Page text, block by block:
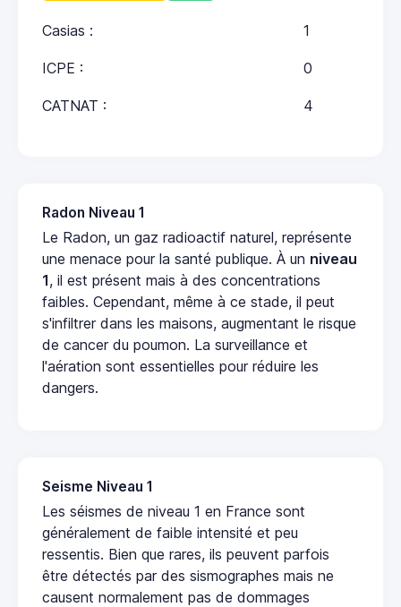
Casias : 1
ICPE : 0
CATNAT : 4
Radon Niveau 1
Le Radon, un gaz radioactif naturel, représente
une menace pour la santé publique. À un niveau
1, il est présent mais à des concentrations
faibles. Cependant, même à ce stade, il peut
s'infiltrer dans les maisons, augmentant le risque
de cancer du poumon. La surveillance et
l'aération sont essentielles pour réduire les
dangers.
Seisme Niveau 1
Les séismes de niveau 1 en France sont
généralement de faible intensité et peu
ressentis. Bien que rares, ils peuvent parfois
être détectés par des sismographes mais ne
causent normalement pas de dommages